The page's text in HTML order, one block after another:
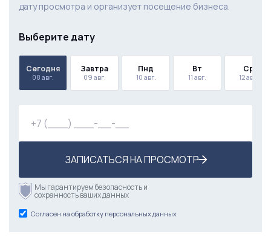
дату просмотра и организует посещение бизнеса.
Выберите дату
Сегодня
08 авг.
Завтра
09 авг.
Пнд
10 авг.
Вт
11 авг.
Ср
12 авг.
ЗАПИСАТЬСЯ НА ПРОСМОТР
Мы гарантируем безопасность и
сохранность ваших данных
Согласен на обработку персональных данных